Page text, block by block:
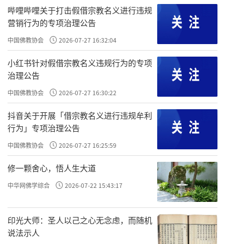
舞文弄墨，爱作个诗题个字什么的。况金陵乃
江南名城，栖霞山又是座名山，皇帝肯定会
去。到时要是让万岁看见栖霞寺的破匾龙颜发
怒，自己可吃罪不起。
知府思绪如麻，想请人临摹，又无原型可
参考，再说颜真卿的手笔岂是凡人能模仿的，
就算有，怕也远水解不了近渴，这该如何是
好？急得知府整日长嘘短叹，愁眉紧锁。他门
下有个尖嘴猴腮的幕僚，善察颜观色，见主子
为难，就讨好说：“大人，要解燃眉之急，卑职
倒有个办法。”
知府一听像抓到根救命稻草，紧着问：“什
么办法，快讲。”
哔哩哔哩关于打击假借宗教名义进行违规
营销行为的专项治理公告
中国佛教协会 2026-07-27 16:32:04
小红书针对假借宗教名义违规行为的专项
治理公告
中国佛教协会 2026-07-27 16:30:22
抖音关于开展「借宗教名义进行违规牟利
行为」专项治理公告
中国佛教协会 2026-07-27 16:25:59
修一颗舍心，悟人生大道
中华网佛学综合 2026-07-22 15:43:17
印光大师：圣人以己之心无念虑，而随机
说法示人